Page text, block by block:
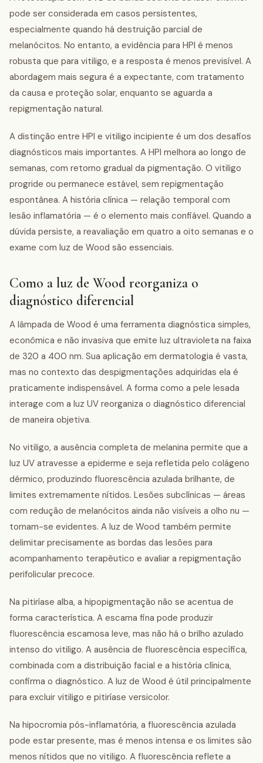
pode ser considerada em casos persistentes,
especialmente quando há destruição parcial de
melanócitos. No entanto, a evidência para HPI é menos
robusta que para vitiligo, e a resposta é menos previsível. A
abordagem mais segura é a expectante, com tratamento
da causa e proteção solar, enquanto se aguarda a
repigmentação natural.
A distinção entre HPI e vitiligo incipiente é um dos desafios
diagnósticos mais importantes. A HPI melhora ao longo de
semanas, com retorno gradual da pigmentação. O vitiligo
progride ou permanece estável, sem repigmentação
espontânea. A história clínica — relação temporal com
lesão inflamatória — é o elemento mais confiável. Quando a
dúvida persiste, a reavaliação em quatro a oito semanas e o
exame com luz de Wood são essenciais.
Como a luz de Wood reorganiza o
diagnóstico diferencial
A lâmpada de Wood é uma ferramenta diagnóstica simples,
econômica e não invasiva que emite luz ultravioleta na faixa
de 320 a 400 nm. Sua aplicação em dermatologia é vasta,
mas no contexto das despigmentações adquiridas ela é
praticamente indispensável. A forma como a pele lesada
interage com a luz UV reorganiza o diagnóstico diferencial
de maneira objetiva.
No vitiligo, a ausência completa de melanina permite que a
luz UV atravesse a epiderme e seja refletida pelo colágeno
dérmico, produzindo fluorescência azulada brilhante, de
limites extremamente nítidos. Lesões subclínicas — áreas
com redução de melanócitos ainda não visíveis a olho nu —
tornam-se evidentes. A luz de Wood também permite
delimitar precisamente as bordas das lesões para
acompanhamento terapêutico e avaliar a repigmentação
perifolicular precoce.
Na pitiríase alba, a hipopigmentação não se acentua de
forma característica. A escama fina pode produzir
fluorescência escamosa leve, mas não há o brilho azulado
intenso do vitiligo. A ausência de fluorescência específica,
combinada com a distribuição facial e a história clínica,
confirma o diagnóstico. A luz de Wood é útil principalmente
para excluir vitiligo e pitiríase versicolor.
Na hipocromia pós-inflamatória, a fluorescência azulada
pode estar presente, mas é menos intensa e os limites são
menos nítidos que no vitiligo. A fluorescência reflete a